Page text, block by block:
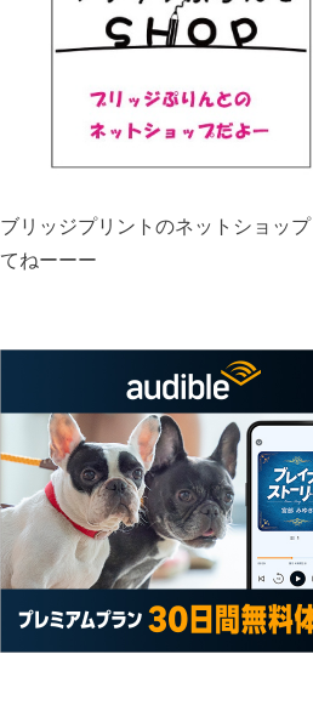
ブリッジプリントのネットショッ
てねーーー